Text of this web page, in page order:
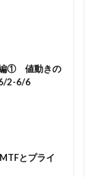
編① 値動きの
2-6/6
とプライ